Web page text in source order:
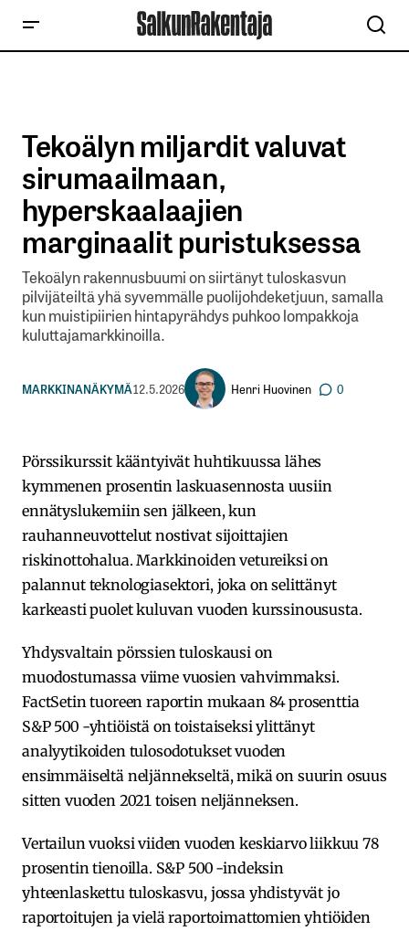
Tekoälyn miljardit valuvat
sirumaailmaan,
hyperskaalaajien
marginaalit puristuksessa
Tekoälyn rakennusbuumi on siirtänyt tuloskasvun
pilvijäteiltä yhä syvemmälle puolijohdeketjuun, samalla
kun muistipiirien hintapyrähdys puhkoo lompakkoja
kuluttajamarkkinoilla.
MARKKINANÄKYMÄ12.5.2026 Henri Huovinen 0
Pörssikurssit kääntyivät huhtikuussa lähes
kymmenen prosentin laskuasennosta uusiin
ennätyslukemiin sen jälkeen, kun
rauhanneuvottelut nostivat sijoittajien
riskinottohalua. Markkinoiden vetureiksi on
palannut teknologiasektori, joka on selittänyt
karkeasti puolet kuluvan vuoden kurssinoususta.
Yhdysvaltain pörssien tuloskausi on
muodostumassa viime vuosien vahvimmaksi.
FactSetin tuoreen raportin mukaan 84 prosenttia
S&P 500 -yhtiöistä on toistaiseksi ylittänyt
analyytikoiden tulosodotukset vuoden
ensimmäiseltä neljännekseltä, mikä on suurin osuus
sitten vuoden 2021 toisen neljänneksen.
Vertailun vuoksi viiden vuoden keskiarvo liikkuu 78
prosentin tienoilla. S&P 500 -indeksin
yhteenlaskettu tuloskasvu, jossa yhdistyvät jo
raportoitujen ja vielä raportoimattomien yhtiöiden